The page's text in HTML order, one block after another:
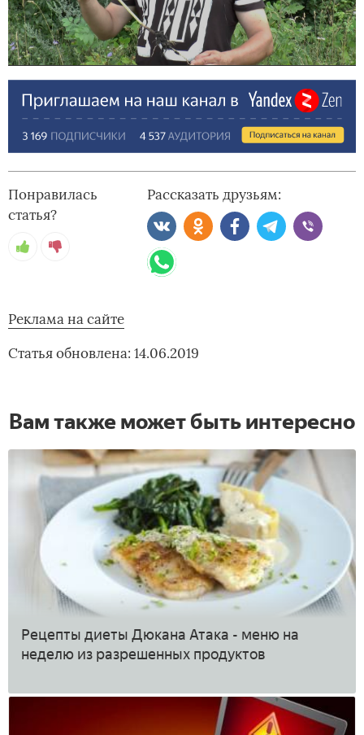
Понравилась
статья?
Рассказать друзьям:
Реклама на сайте
Статья обновлена: 14.06.2019
Вам также может быть интересно
Рецепты диеты Дюкана Атака - меню на
неделю из разрешенных продуктов